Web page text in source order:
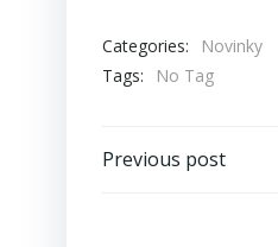
Categories:
Novinky
Tags:
No Tag
Post
Previous post